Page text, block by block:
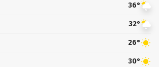
36°
32°
26°
30°